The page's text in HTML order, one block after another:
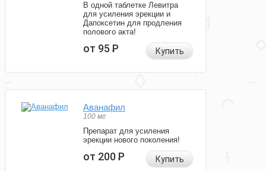
В одной таблетке Левитра
для усиления эрекции и
Дапоксетин для продления
полового акта!
от 95Р Купить
Аванафил
100 мг
Препарат для усиления
эрекции нового поколения!
от 200Р Купить